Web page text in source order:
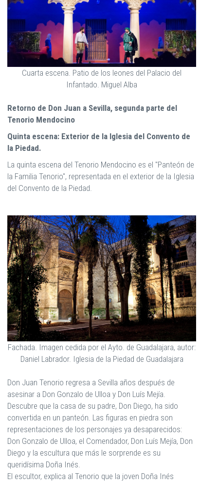
Cuarta escena. Patio de los leones del Palacio del
Infantado. Miguel Alba
Retorno de Don Juan a Sevilla, segunda parte del
Tenorio Mendocino
Quinta escena: Exterior de la Iglesia del Convento de
la Piedad.
La quinta escena del Tenorio Mendocino es el "Panteón de
la Familia Tenorio", representada en el exterior de la Iglesia
del Convento de la Piedad.
Fachada. Imagen cedida por el Ayto. de Guadalajara, autor:
Daniel Labrador. Iglesia de la Piedad de Guadalajara
Don Juan Tenorio regresa a Sevilla años después de
asesinar a Don Gonzalo de Ulloa y Don Luís Mejía.
Descubre que la casa de su padre, Don Diego, ha sido
convertida en un panteón. Las figuras en piedra son
representaciones de los personajes ya desaparecidos:
Don Gonzalo de Ulloa, el Comendador, Don Luís Mejía, Don
Diego y la escultura que más le sorprende es su
queridísima Doña Inés.
El escultor, explica al Tenorio que la joven Doña Inés